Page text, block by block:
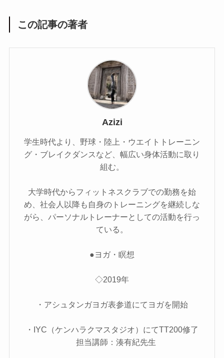
この記事の著者
Azizi
学生時代より、野球・陸上・ウエイトトレーニン
グ・ブレイクダンスなど、幅広い身体活動に取り
組む。
大学時代からフィットネスクラブでの勤務を始
め、社会人以降も自身のトレーニングを継続しな
がら、パーソナルトレーナーとしての活動を行っ
ている。
●ヨガ・瞑想
◇2019年
・アシュタンガヨガ表参道にてヨガを開始
・IYC（ケンハラクマスタジオ）にてTT200修了
担当講師：湊有紀先生